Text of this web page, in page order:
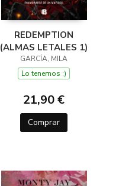
REDEMPTION
(ALMAS LETALES 1)
GARCÍA, MILA
Lo tenemos ;)
21,90 €
Comprar